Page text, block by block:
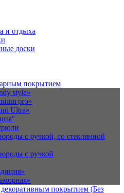
и отдыха
доски
покрытием
style»
pro»
Ultra»
с ручкой, со стеклянной
с ручкой
покрытием (Без